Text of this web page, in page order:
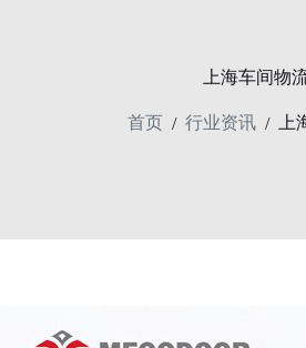
上海车间物
首页 / 行业资讯 /